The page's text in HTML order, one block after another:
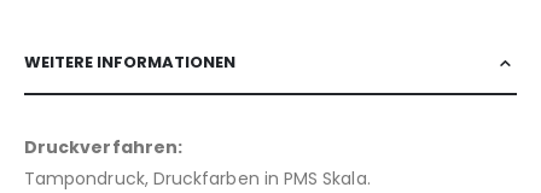
WEITERE INFORMATIONEN
Druckverfahren:
Tampondruck, Druckfarben in PMS Skala.